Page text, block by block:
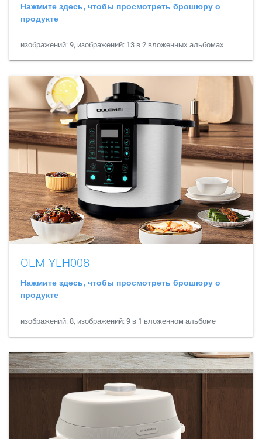
Нажмите здесь, чтобы просмотреть брошюру о
продукте
изображений: 9, изображений: 13 в 2 вложенных альбомах
OLM-YLH008
Нажмите здесь, чтобы просмотреть брошюру о
продукте
изображений: 8, изображений: 9 в 1 вложенном альбоме